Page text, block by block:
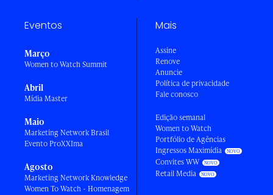
Eventos
Março
Women to Watch Summit
Abril
Mídia Master
Maio
Marketing Network Brasil
Evento ProXXIma
Agosto
Marketing Network Knowledge
Women To Watch - Homenagem
Mais
Assine
Renove
Anuncie
Política de privacidade
Fale conosco
Edição semanal
Women to Watch
Portfólio de Agências
Ingressos Maximídia
Convites WW
Retail Media